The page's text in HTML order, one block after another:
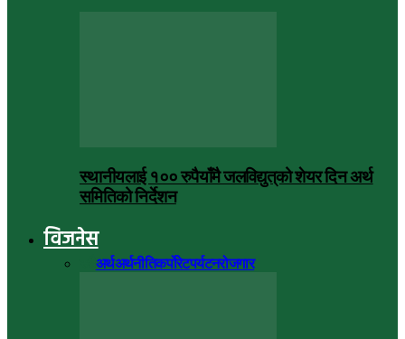
स्थानीयलाई १०० रुपैयाँमै जलविद्युत्‌को शेयर दिन अर्थ
समितिको निर्देशन
विजनेस
अर्थअर्थनीतिकर्पोरेटपर्यटनरोजगार